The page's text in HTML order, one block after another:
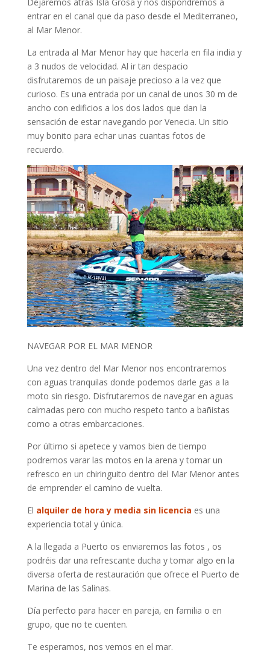
entrar en el canal que da paso desde el Mediterraneo,
al Mar Menor.
La entrada al Mar Menor hay que hacerla en fila india y
a 3 nudos de velocidad. Al ir tan despacio
disfrutaremos de un paisaje precioso a la vez que
curioso. Es una entrada por un canal de unos 30 m de
ancho con edificios a los dos lados que dan la
sensación de estar navegando por Venecia. Un sitio
muy bonito para echar unas cuantas fotos de
recuerdo.
NAVEGAR POR EL MAR MENOR
Una vez dentro del Mar Menor nos encontraremos
con aguas tranquilas donde podemos darle gas a la
moto sin riesgo. Disfrutaremos de navegar en aguas
calmadas pero con mucho respeto tanto a bañistas
como a otras embarcaciones.
Por último si apetece y vamos bien de tiempo
podremos varar las motos en la arena y tomar un
refresco en un chiringuito dentro del Mar Menor antes
de emprender el camino de vuelta.
El alquiler de hora y media sin licencia es una
experiencia total y única.
A la llegada a Puerto os enviaremos las fotos , os
podréis dar una refrescante ducha y tomar algo en la
diversa oferta de restauración que ofrece el Puerto de
Marina de las Salinas.
Día perfecto para hacer en pareja, en familia o en
grupo, que no te cuenten.
Te esperamos, nos vemos en el mar.